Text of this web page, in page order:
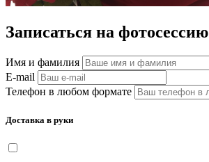
Записаться на фотосессию
Имя и фамилия
E-mail
Телефон в любом формате
Доставка в руки